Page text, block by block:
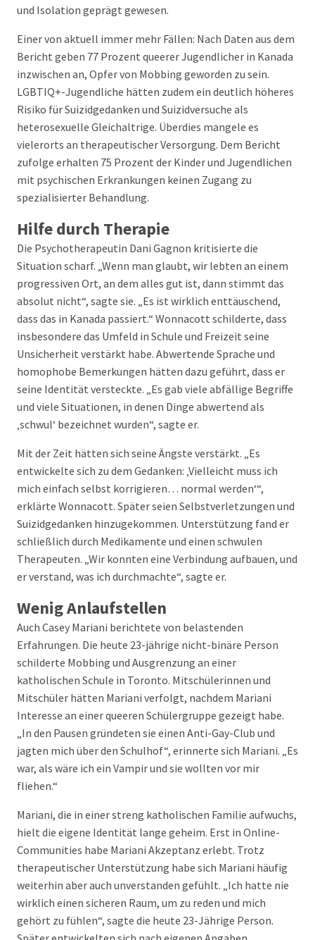
und Isolation geprägt gewesen.
Einer von aktuell immer mehr Fällen: Nach Daten aus dem
Bericht geben 77 Prozent queerer Jugendlicher in Kanada
inzwischen an, Opfer von Mobbing geworden zu sein.
LGBTIQ+-Jugendliche hätten zudem ein deutlich höheres
Risiko für Suizidgedanken und Suizidversuche als
heterosexuelle Gleichaltrige. Überdies mangele es
vielerorts an therapeutischer Versorgung. Dem Bericht
zufolge erhalten 75 Prozent der Kinder und Jugendlichen
mit psychischen Erkrankungen keinen Zugang zu
spezialisierter Behandlung.
Hilfe durch Therapie
Die Psychotherapeutin Dani Gagnon kritisierte die
Situation scharf. „Wenn man glaubt, wir lebten an einem
progressiven Ort, an dem alles gut ist, dann stimmt das
absolut nicht“, sagte sie. „Es ist wirklich enttäuschend,
dass das in Kanada passiert.“ Wonnacott schilderte, dass
insbesondere das Umfeld in Schule und Freizeit seine
Unsicherheit verstärkt habe. Abwertende Sprache und
homophobe Bemerkungen hätten dazu geführt, dass er
seine Identität versteckte. „Es gab viele abfällige Begriffe
und viele Situationen, in denen Dinge abwertend als
‚schwul‘ bezeichnet wurden“, sagte er.
Mit der Zeit hätten sich seine Ängste verstärkt. „Es
entwickelte sich zu dem Gedanken: ‚Vielleicht muss ich
mich einfach selbst korrigieren… normal werden‘“,
erklärte Wonnacott. Später seien Selbstverletzungen und
Suizidgedanken hinzugekommen. Unterstützung fand er
schließlich durch Medikamente und einen schwulen
Therapeuten. „Wir konnten eine Verbindung aufbauen, und
er verstand, was ich durchmachte“, sagte er.
Wenig Anlaufstellen
Auch Casey Mariani berichtete von belastenden
Erfahrungen. Die heute 23-jährige nicht-binäre Person
schilderte Mobbing und Ausgrenzung an einer
katholischen Schule in Toronto. Mitschülerinnen und
Mitschüler hätten Mariani verfolgt, nachdem Mariani
Interesse an einer queeren Schülergruppe gezeigt habe.
„In den Pausen gründeten sie einen Anti-Gay-Club und
jagten mich über den Schulhof“, erinnerte sich Mariani. „Es
war, als wäre ich ein Vampir und sie wollten vor mir
fliehen.“
Mariani, die in einer streng katholischen Familie aufwuchs,
hielt die eigene Identität lange geheim. Erst in Online-
Communities habe Mariani Akzeptanz erlebt. Trotz
therapeutischer Unterstützung habe sich Mariani häufig
weiterhin aber auch unverstanden gefühlt. „Ich hatte nie
wirklich einen sicheren Raum, um zu reden und mich
gehört zu fühlen“, sagte die heute 23-Jährige Person.